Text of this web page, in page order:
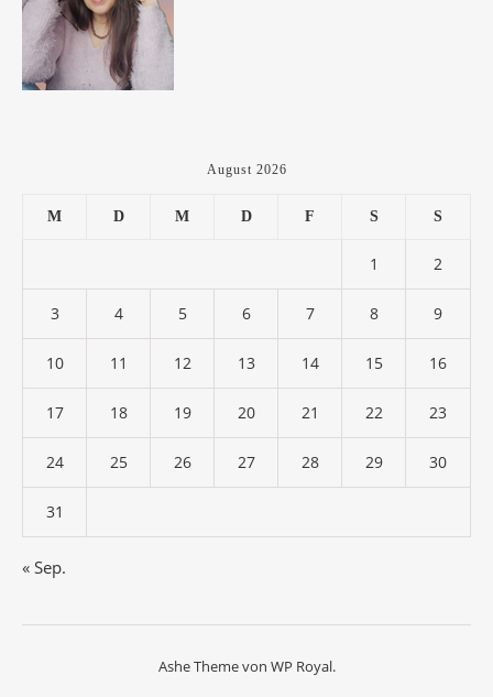
August 2026
M D M D F S S
1 2
3 4 5 6 7 8 9
10 11 12 13 14 15 16
17 18 19 20 21 22 23
24 25 26 27 28 29 30
31
« Sep.
Ashe Theme von WP Royal.